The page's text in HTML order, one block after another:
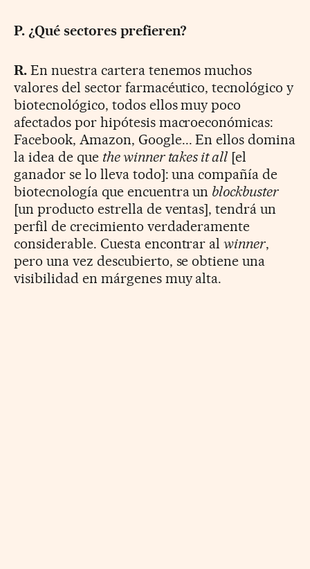
P. ¿Qué sectores prefieren?
R.En nuestra cartera tenemos muchos
valores del sector farmacéutico, tecnológico y
biotecnológico, todos ellos muy poco
afectados por hipótesis macroeconómicas:
Facebook, Amazon, Google... En ellos domina
la idea de que the winner takes it all [el
ganador se lo lleva todo]: una compañía de
biotecnología que encuentra un blockbuster
[un producto estrella de ventas], tendrá un
perfil de crecimiento verdaderamente
considerable. Cuesta encontrar alwinner,
pero una vez descubierto, se obtiene una
visibilidad en márgenes muy alta.